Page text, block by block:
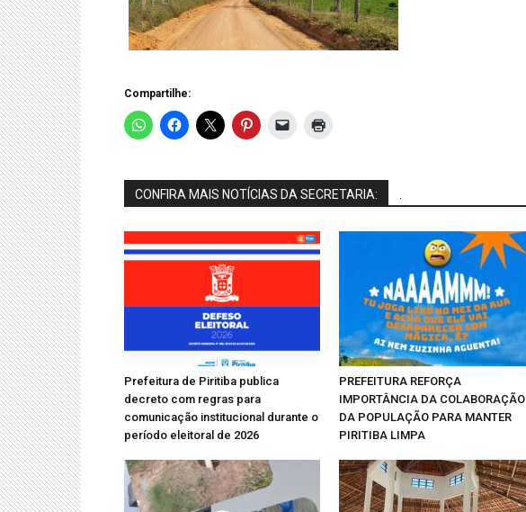
Compartilhe:
CONFIRA MAIS NOTÍCIAS DA SECRETARIA:
Prefeitura de Piritiba publica
decreto com regras para
comunicação institucional durante o
período eleitoral de 2026
PREFEITURA REFORÇA
IMPORTÂNCIA DA COLABORAÇÃO
DA POPULAÇÃO PARA MANTER
PIRITIBA LIMPA